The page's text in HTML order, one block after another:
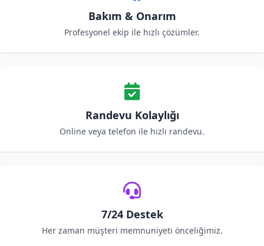
Bakım & Onarım
Profesyonel ekip ile hızlı çözümler.
Randevu Kolaylığı
Online veya telefon ile hızlı randevu.
7/24 Destek
Her zaman müşteri memnuniyeti önceliğimiz.